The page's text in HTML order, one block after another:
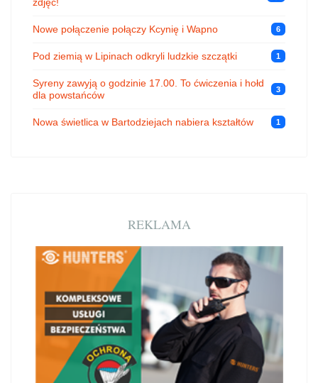
Nowe połączenie połączy Kcynię i Wapno 6
Pod ziemią w Lipinach odkryli ludzkie szczątki 1
Syreny zawyją o godzinie 17.00. To ćwiczenia i hołd
dla powstańców
3
Nowa świetlica w Bartodziejach nabiera kształtów 1
REKLAMA